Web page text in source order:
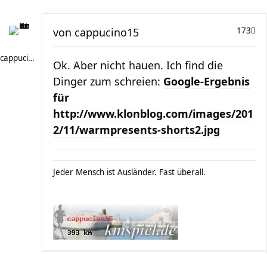
cappucino15
173
von cappucino15
Ok. Aber nicht hauen. Ich find die
Dinger zum schreien: Google-Ergebnis
für
http://www.klonblog.com/images/201
2/11/warmpresents-shorts2.jpg
Jeder Mensch ist Ausländer. Fast überall.